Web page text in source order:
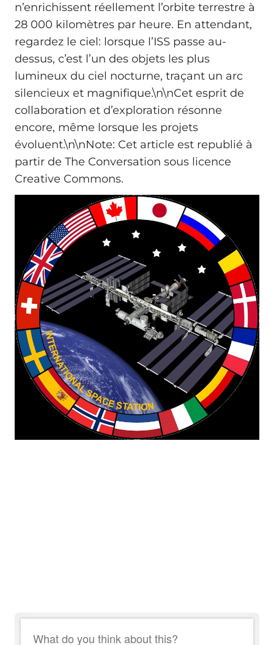
n’enrichissent réellement l’orbite terrestre à
28 000 kilomètres par heure. En attendant,
regardez le ciel: lorsque l’ISS passe au-
dessus, c’est l’un des objets les plus
lumineux du ciel nocturne, traçant un arc
silencieux et magnifique.\n\nCet esprit de
collaboration et d’exploration résonne
encore, même lorsque les projets
évoluent.\n\nNote: Cet article est republié à
partir de The Conversation sous licence
Creative Commons.